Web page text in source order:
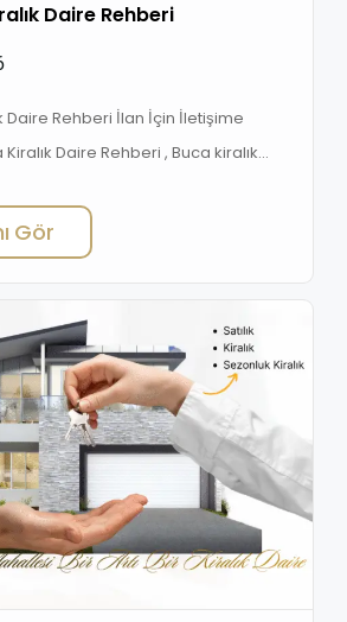
Daire Rehberi
Daire Rehberi İlan İçin İletişime
Daire Rehberi , Buca kiralık
püf noktaları. İzmir Buca Kiralık
Evi Bulmanın Yolları İzmir’de
en çok tercih ettiği ilçelerden
fiyatlı konut […]
Gör